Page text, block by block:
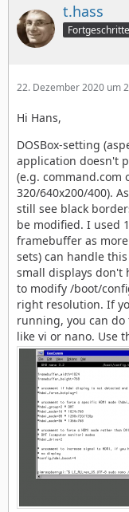
beenden und
Bitte nicht mit
während DOSBox/
führt.
will, kann dies
erledigen. Über
GEOS mit 57600
Tipp 2: USB
automatisch
drücken, wenn
einfach aus und
sicheren
GeoComm
Ctrl+F4 das DOS-
hans : The
on top of a
required DOSBox
I think you just
Basic menue and
Gruß Thomas
t.hass
22. Dezember 2020 um
Hi Hans,
DOSBox-setting
application doesn't
(e.g. command.com
320/640x200/400).
still see black
be modified. I used
framebuffer as
sets) can handle
small displays don't
to modify /boot/
right resolution. If
running, you can do
like vi or nano. Use